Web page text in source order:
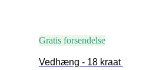
Gratis forsendelse
Vedhæng - 18 kraat